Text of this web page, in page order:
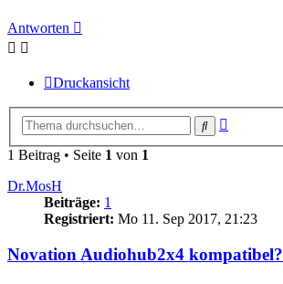
Antworten
Druckansicht
Suche
1 Beitrag • Seite 1 von 1
Dr.MosH
Beiträge: 1
Registriert: Mo 11. Sep 2017, 21:23
Novation Audiohub2x4 kompatibel?